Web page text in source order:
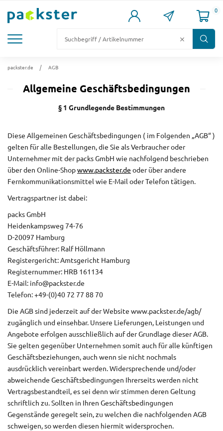
KARTONS
VERSANDKARTONS
VERSANDVERPACKUNG
FÜLL- & POLSTERMATERIAL
LAGER & PALETTIERUNG
0
packster.de AGB
Allgemeine Geschäftsbedingungen
§ 1 Grundlegende Bestimmungen
Diese Allgemeinen Geschäftsbedingungen ( im Folgenden „AGB“ )
gelten für alle Bestellungen, die Sie als Verbraucher oder
Unternehmer mit der packs GmbH wie nachfolgend beschrieben
über den Online-Shopwww.packster.de oder über andere
Fernkommunikationsmittel wie E-Mail oder Telefon tätigen.
Vertragspartner ist dabei:
packs GmbH
Heidenkampsweg 74-76
D-20097 Hamburg
Geschäftsführer: Ralf Höllmann
Registergericht: Amtsgericht Hamburg
Registernummer: HRB 161134
E-Mail: info@packster.de
Telefon: +49-(0)40 72 77 88 70
Die AGB sind jederzeit auf der Website www.packster.de/agb/
zugänglich und einsehbar. Unsere Lieferungen, Leistungen und
Angebote erfolgen ausschließlich auf der Grundlage dieser AGB.
Sie gelten gegenüber Unternehmen somit auch für alle künftigen
Geschäftsbeziehungen, auch wenn sie nicht nochmals
ausdrücklich vereinbart werden. Widersprechende und/oder
abweichende Geschäftsbedingungen Ihrerseits werden nicht
Vertragsbestandteil, es sei denn wir stimmen deren Geltung
schriftlich zu. Sollten in Ihren Geschäftsbedingungen
Gegenstände geregelt sein, zu welchen die nachfolgenden AGB
schweigen, so werden diesen hiermit widersprochen.